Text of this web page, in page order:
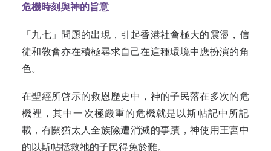
危機時刻舆神的旨意
「九七」問題的出現，引起香港社會‍極大的震盪，信
徒和敎會亦在積極尋求自‍己在這種環境中應扮演的角
色。‍
在聖經所啓示的救恩歷史中，神的子‍民落在多次的危
機裡，其中一次極嚴重的‍危機就是以斯帖記中所記
載，有關猶太人‍全族險遭消滅的事蹟，神使用王宮中
的以‍斯帖拯救祂的子民得免於難。‍